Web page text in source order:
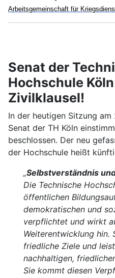
Arbeitsgemeinschaft für
Senat der
Hochschule
Zivilklausel!
In der heutigen Sitzung
Senat der TH Köln
beschlossen. Der neu
der Hochschule heißt
„Selbstverständnis
Die Technische
öffentlichen
demokratischen und
verpflichtet und wirkt
Weiterentwicklung hin.
friedliche Ziele und
nachhaltigen,
Sie kommt diesen